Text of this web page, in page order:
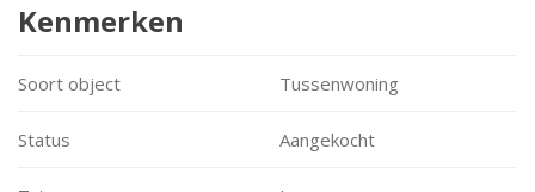
Kenmerken
Soort object Tussenwoning
Status Aangekocht